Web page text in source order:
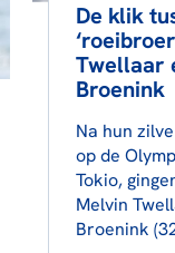
De klik
Twellaar
Broenink
Na hun
op de
Tokio,
Melvin
Broenink